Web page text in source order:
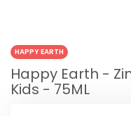
HAPPY EARTH
Happy Earth -
Kids - 75ML